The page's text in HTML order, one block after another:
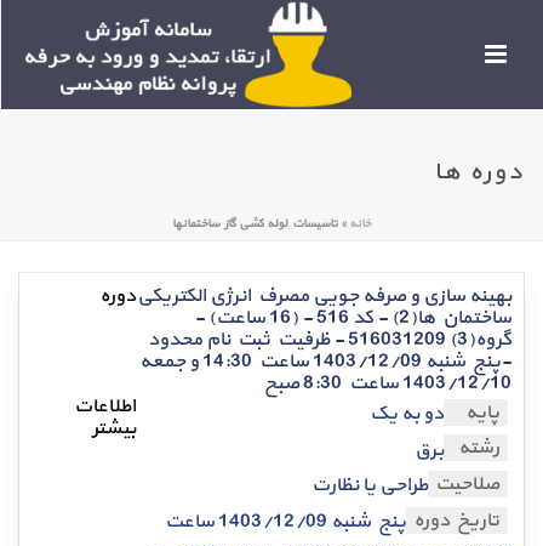
دوره ها
خانه » تاسیسات لوله کشی گاز ساختمانها
بهینه سازی و صرفه جویی مصرف انرژی الکتریکی
ساختمان ها(2) - کد 516 - (16 ساعت) -
گروه(3) 516031209 - ظرفیت ثبت نام محدود
-پنج شنبه 1403/12/09 ساعت 14:30 و جمعه
1403/12/10 ساعت 8:30 صبح
پایه
دو به یک
رشته برق
صلاحیت طراحی یا نظارت
تاریخ دوره
پنج شنبه 1403/12/09 ساعت